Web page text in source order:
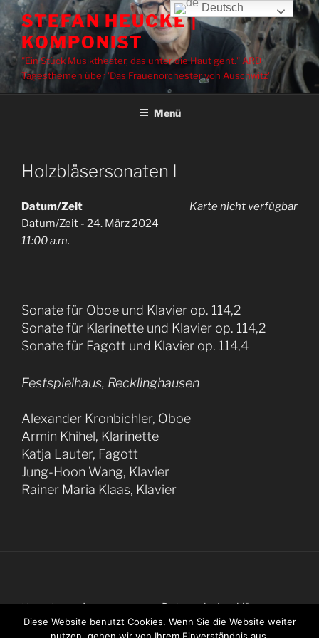
Zum
Inhalt
springen
STEFAN HEUCKE |
KOMPONIST
"Ein Stück Musiktheater, das unter die Haut geht." ARD
Tagesthemen über 'Das Frauenorchester von Auschwitz'
Menü
Holzbläsersonaten I
Karte nicht verfügbar
Datum/Zeit
Datum/Zeit - 24. März 2024
11:00 a.m.
Sonate für Oboe und Klavier op. 114,2
Sonate für Klarinette und Klavier op. 114,2
Sonate für Fagott und Klavier op. 114,4
Festspielhaus, Recklinghausen
Alexander Kronbichler, Oboe
Armin Khihel, Klarinette
Katja Lauter, Fagott
Jung-Hoon Wang, Klavier
Rainer Maria Klaas, Klavier
Kontakt Impressum Datenschutzerklärung
Deutsch
Diese Website benutzt Cookies. Wenn Sie die Website weiter